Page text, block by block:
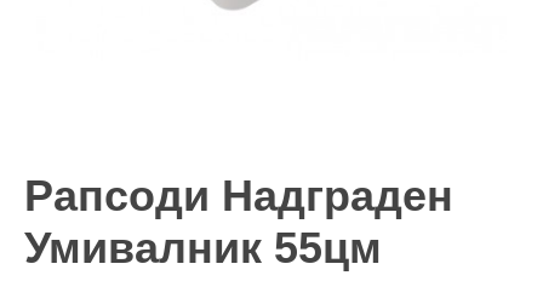
Рапсоди Надграден
Умивалник 55цм